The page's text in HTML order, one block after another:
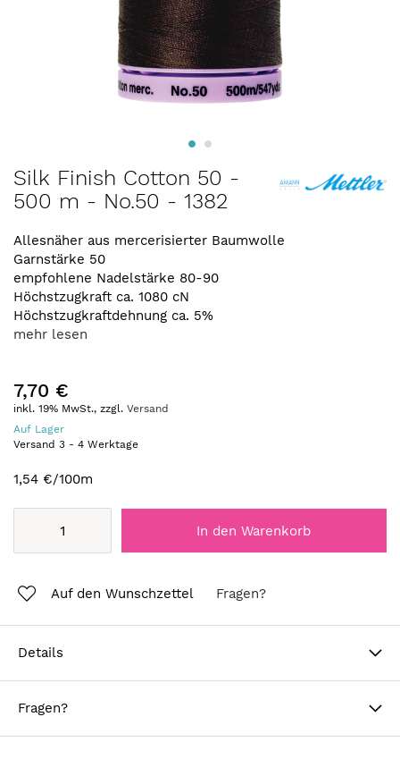
Zum
Anfang
der
springen
Silk Finish Cotton 50 -
500 m - No.50 - 1382
Allesnäher aus mercerisierter Baumwolle
Garnstärke 50
empfohlene Nadelstärke 80-90
Höchstzugkraft ca. 1080 cN
Höchstzugkraftdehnung ca. 5%
mehr lesen
7,70 €
inkl. 19% MwSt., zzgl. Versand
Auf Lager
Versand 3 - 4 Werktage
1,54 €/100m
In den Warenkorb
Auf den Wunschzettel Fragen?
Details
Fragen?